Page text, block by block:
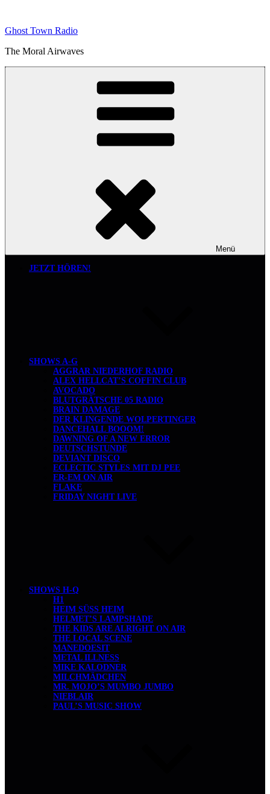
springen
Ghost Town Radio
The Moral Airwaves
Menü
JETZT HÖREN!
SHOWS A-G
AGGRAR NIEDERHOF RADIO
ALEX HELLCAT’S COFFIN CLUB
AVOCADO
BLUTGRÄTSCHE 05 RADIO
BRAIN DAMAGE
DER KLINGENDE WOLPERTINGER
DANCEHALL BOOOM!
DAWNING OF A NEW ERROR
DEUTSCHSTUNDE
DEVIANT DISCO
ECLECTIC STYLES MIT DJ PEE
ER-EM ON AIR
FLAKE
FRIDAY NIGHT LIVE
SHOWS H-Q
H1
HEIM SÜSS HEIM
HELMET’S LAMPSHADE
THE KIDS ARE ALRIGHT ON AIR
THE LOCAL SCENE
MANEDOESIT
METAL ILLNESS
MIKE KALODNER
MILCHMÄDCHEN
MR. MOJO’S MUMBO JUMBO
NIEBLAIR
PAUL’S MUSIC SHOW